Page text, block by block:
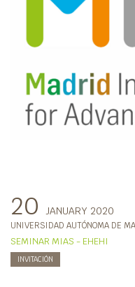
20 JANUARY 2020
UNIVERSIDAD AUTÓNOMA DE
SEMINAR MIAS - EHEHI
INVITACIÓN